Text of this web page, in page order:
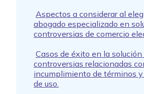
Aspectos a considerar al
abogado especializado en
controversias de comercio
Casos de éxito en la solución
controversias relacionadas
incumplimiento de términos
de uso.